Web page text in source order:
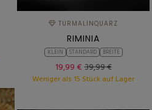
TURMALINQUARZ
RIMINIA
KLEIN STANDARD BREITE
19,99 €39,99 €
Weniger als 15 Stück auf Lager